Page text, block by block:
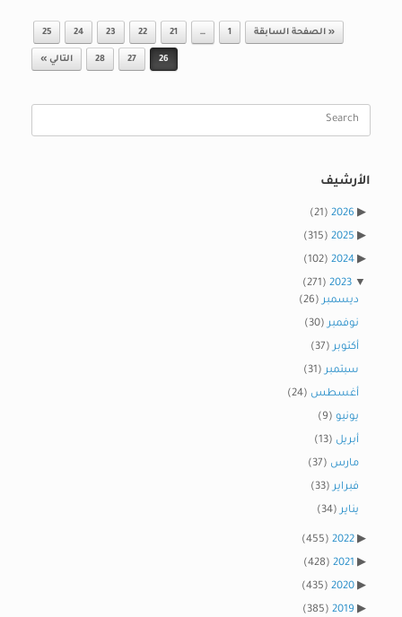
Post navigation
« الصفحة السابقة 1
…
21
22
23
24
25
26
27
28 التالي »
Search
الأرشيف
2026
(21)
2025
(315)
2024
(102)
2023
(271)
ديسمبر(26)
نوفمبر(30)
أكتوبر(37)
سبتمبر(31)
أغسطس (24)
يونيو (9)
أبريل (13)
مارس (37)
فبراير(33)
يناير(34)
2022
(455)
2021
(428)
2020
(435)
2019
(385)